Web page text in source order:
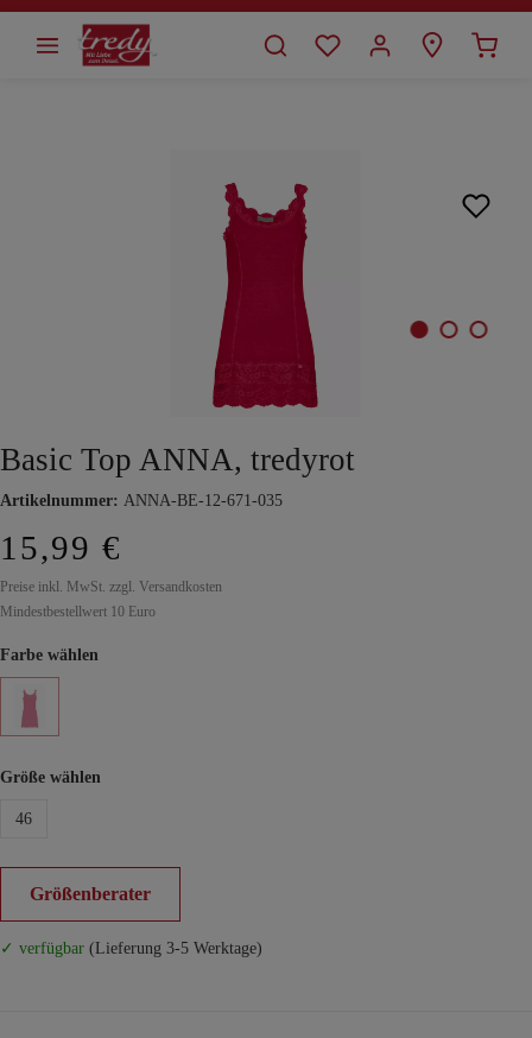
springen
Basic Top ANNA, tredyrot
Artikelnummer: ANNA-BE-12-671-035
15,99 €
Preise inkl. MwSt. zzgl. Versandkosten
Mindestbestellwert 10 Euro
Farbe wählen
Größe wählen
46
Größenberater
✓ verfügbar (Lieferung 3-5 Werktage)